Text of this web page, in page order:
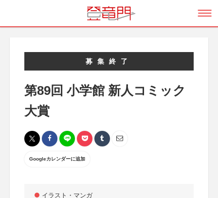
募集終了
第89回 小学館 新人コミック
大賞
Googleカレンダーに追加
イラスト・マンガ